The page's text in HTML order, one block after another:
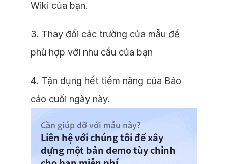
Wiki của bạn.
3. Thay đổi các trường của mẫu để
phù hợp với nhu cầu của bạn
4. Tận dụng hết tiềm năng của Báo
cáo cuối ngày này.
Cần giúp đỡ với mẫu này?
Liên hệ với chúng tôi để xây
dựng một bản demo tùy chỉnh